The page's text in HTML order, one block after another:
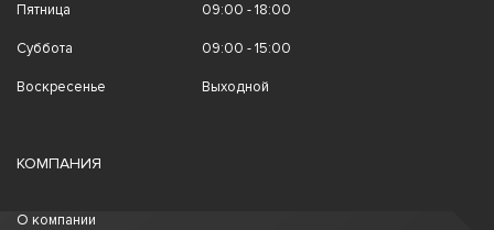
Пятница 09:00 - 18:00
Суббота 09:00 - 15:00
Воскресенье Выходной
КОМПАНИЯ
О компании